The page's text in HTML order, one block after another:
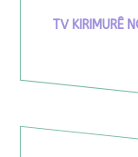
TV KIRIMURÊ